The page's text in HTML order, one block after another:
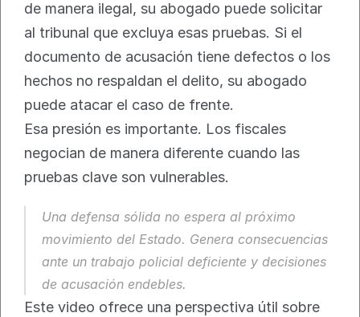
de manera ilegal, su abogado puede solicitar
al tribunal que excluya esas pruebas. Si el
documento de acusación tiene defectos o los
hechos no respaldan el delito, su abogado
puede atacar el caso de frente.
Esa presión es importante. Los fiscales
negocian de manera diferente cuando las
pruebas clave son vulnerables.
Una defensa sólida no espera al próximo
movimiento del Estado. Genera consecuencias
ante un trabajo policial deficiente y decisiones
de acusación endebles.
Este video ofrece una perspectiva útil sobre